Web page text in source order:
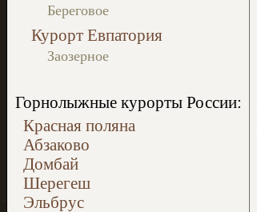
Береговое
Курорт Евпатория
Заозерное
Горнолыжные курорты России:
Красная поляна
Абзаково
Домбай
Шерегеш
Эльбрус